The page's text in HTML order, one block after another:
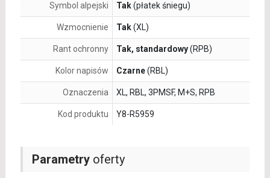
Parametryoferty
Symbol alpejski Tak(płatek śniegu)
Wzmocnienie Tak(XL)
Rant ochronny Tak, standardowy(RPB)
Kolor napisów Czarne(RBL)
Oznaczenia XL, RBL, 3PMSF, M+S, RPB
Kod produktu Y8-R5959